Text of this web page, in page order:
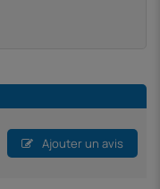
Ajouter un avis